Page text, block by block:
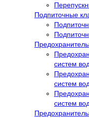
Подпиточные
систем
систем
систем